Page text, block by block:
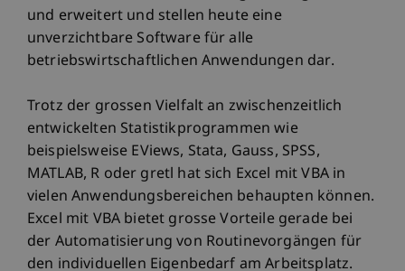
und erweitert und stellen heute eine
unverzichtbare Software für alle
betriebswirtschaftlichen Anwendungen dar.
Trotz der grossen Vielfalt an zwischenzeitlich
entwickelten Statistikprogrammen wie
beispielsweise EViews, Stata, Gauss, SPSS,
MATLAB, R oder gretl hat sich Excel mit VBA in
vielen Anwendungsbereichen behaupten können.
Excel mit VBA bietet grosse Vorteile gerade bei
der Automatisierung von Routinevorgängen für
den individuellen Eigenbedarf am Arbeitsplatz.